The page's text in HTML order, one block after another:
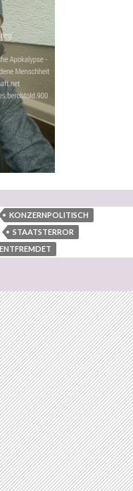
KONZERNPOLITISCH
STAATSTERROR